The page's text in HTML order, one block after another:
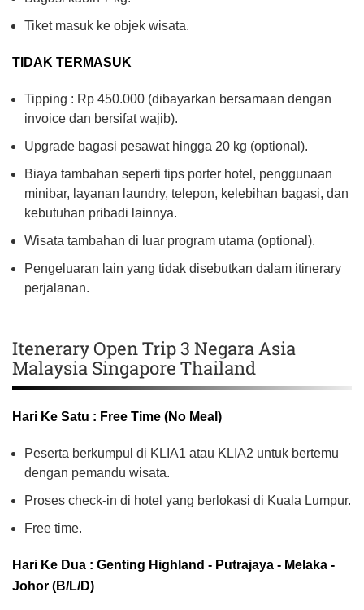
Tiket masuk ke objek wisata.
TIDAK TERMASUK
Tipping : Rp 450.000 (dibayarkan bersamaan dengan
invoice dan bersifat wajib).
Upgrade bagasi pesawat hingga 20 kg (optional).
Biaya tambahan seperti tips porter hotel, penggunaan
minibar, layanan laundry, telepon, kelebihan bagasi, dan
kebutuhan pribadi lainnya.
Wisata tambahan di luar program utama (optional).
Pengeluaran lain yang tidak disebutkan dalam itinerary
perjalanan.
Itenerary Open Trip 3 Negara Asia
Malaysia Singapore Thailand
Hari Ke Satu : Free Time (No Meal)
Peserta berkumpul di KLIA1 atau KLIA2 untuk bertemu
dengan pemandu wisata.
Proses check-in di hotel yang berlokasi di Kuala Lumpur.
Free time.
Hari Ke Dua : Genting Highland - Putrajaya - Melaka -
Johor (B/L/D)